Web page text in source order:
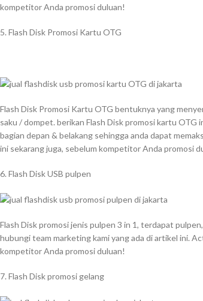
kompetitor Anda promosi duluan!
5. Flash Disk Promosi Kartu OTG
Flash Disk Promosi Kartu OTG bentuknya yang
saku / dompet. berikan Flash Disk promosi kartu
bagian depan & belakang sehingga anda dapat
ini sekarang juga, sebelum kompetitor Anda promosi
6. Flash Disk USB pulpen
Flash Disk promosi jenis pulpen 3 in 1, terdapat
hubungi team marketing kami yang ada di artikel ini.
kompetitor Anda promosi duluan!
7. Flash Disk promosi gelang